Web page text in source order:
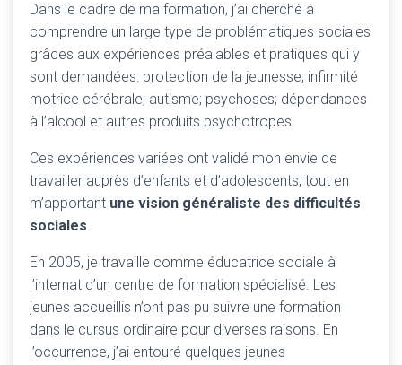
Dans le cadre de ma formation, j’ai cherché à
comprendre un large type de problématiques sociales
grâces aux expériences préalables et pratiques qui y
sont demandées: protection de la jeunesse; infirmité
motrice cérébrale; autisme; psychoses; dépendances
à l’alcool et autres produits psychotropes.
Ces expériences variées ont validé mon envie de
travailler auprès d’enfants et d’adolescents, tout en
m’apportant une vision généraliste des difficultés
sociales.
En 2005, je travaille comme éducatrice sociale à
l’internat d’un centre de formation spécialisé. Les
jeunes accueillis n’ont pas pu suivre une formation
dans le cursus ordinaire pour diverses raisons. En
l’occurrence, j’ai entouré quelques jeunes